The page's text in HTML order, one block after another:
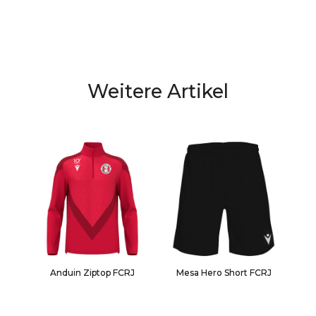
Weitere Artikel
Anduin Ziptop FCRJ Mesa Hero Short FCRJ